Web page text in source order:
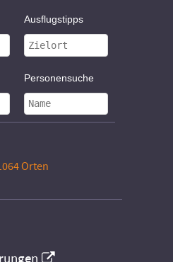
Ausflugstipps
Personensuche
Orten